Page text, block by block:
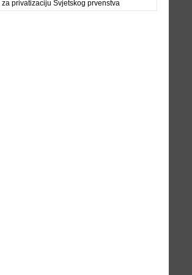
za privatizaciju Svjetskog prvenstva